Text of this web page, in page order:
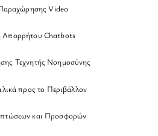
Video
Απορρήτου Chatbots
Τεχνητής Νοημοσύνης
προς το Περιβάλλον
και Προσφορών